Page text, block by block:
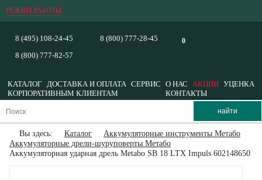
РЕЖИМ РАБОТЫ
0
8 (495) 108-24-45
8 (800) 777-82-57
8 (800) 777-28-45
КАТАЛОГ ДОСТАВКА И ОПЛАТА СЕРВИС О НАС АКЦИИ УЦЕНКА
КОРПОРАТИВНЫМ КЛИЕНТАМ
КОНТАКТЫ
Вы здесь: Каталог
Аккумуляторные инструменты Метабо
Аккумуляторные дрели-шуруповерты Метабо
Аккумуляторная ударная дрель Metabo SB 18 LTX Impuls 602148650